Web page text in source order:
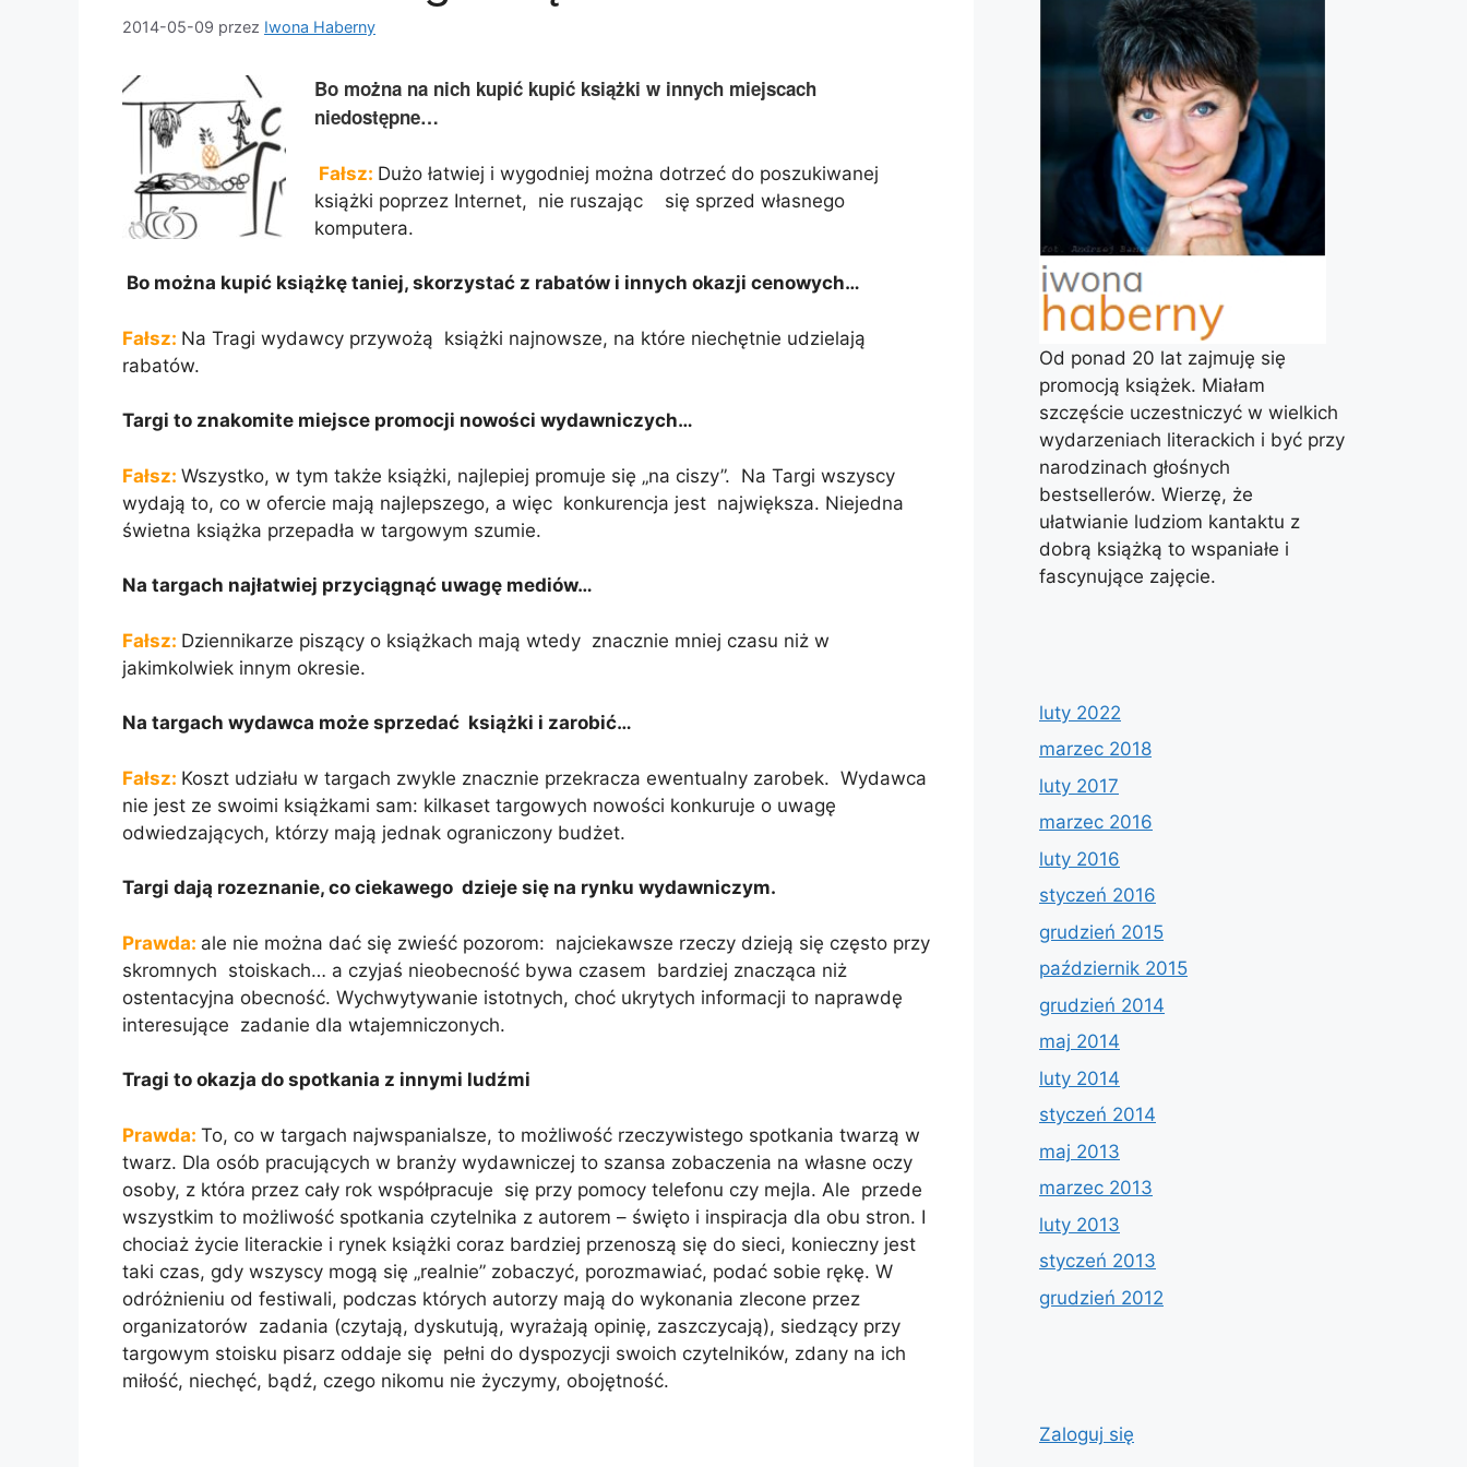
2014-05-09 przez Iwona Haberny
Bo można na nich kupić kupić książki w innych miejscach
niedostępne…
Fałsz: Dużo łatwiej i wygodniej można dotrzeć do poszukiwanej
książki poprzez Internet, nie ruszając się sprzed własnego
komputera.
Bo można kupić książkę taniej, skorzystać z rabatów i innych okazji cenowych…
Fałsz: Na Tragi wydawcy przywożą książki najnowsze, na które niechętnie udzielają
rabatów.
Targi to znakomite miejsce promocji nowości wydawniczych…
Fałsz: Wszystko, w tym także książki, najlepiej promuje się „na ciszy”. Na Targi wszyscy
wydają to, co w ofercie mają najlepszego, a więc konkurencja jest największa. Niejedna
świetna książka przepadła w targowym szumie.
Na targach najłatwiej przyciągnąć uwagę mediów…
Fałsz: Dziennikarze piszący o książkach mają wtedy znacznie mniej czasu niż w
jakimkolwiek innym okresie.
Na targach wydawca może sprzedać książki i zarobić…
Fałsz: Koszt udziału w targach zwykle znacznie przekracza ewentualny zarobek. Wydawca
nie jest ze swoimi książkami sam: kilkaset targowych nowości konkuruje o uwagę
odwiedzających, którzy mają jednak ograniczony budżet.
Targi dają rozeznanie, co ciekawego dzieje się na rynku wydawniczym.
Prawda: ale nie można dać się zwieść pozorom: najciekawsze rzeczy dzieją się często przy
skromnych stoiskach… a czyjaś nieobecność bywa czasem bardziej znacząca niż
ostentacyjna obecność. Wychwytywanie istotnych, choć ukrytych informacji to naprawdę
interesujące zadanie dla wtajemniczonych.
Tragi to okazja do spotkania z innymi ludźmi
Prawda: To, co w targach najwspanialsze, to możliwość rzeczywistego spotkania twarzą w
twarz. Dla osób pracujących w branży wydawniczej to szansa zobaczenia na własne oczy
osoby, z która przez cały rok współpracuje się przy pomocy telefonu czy mejla. Ale przede
wszystkim to możliwość spotkania czytelnika z autorem – święto i inspiracja dla obu stron. I
chociaż życie literackie i rynek książki coraz bardziej przenoszą się do sieci, konieczny jest
taki czas, gdy wszyscy mogą się „realnie” zobaczyć, porozmawiać, podać sobie rękę. W
odróżnieniu od festiwali, podczas których autorzy mają do wykonania zlecone przez
organizatorów zadania (czytają, dyskutują, wyrażają opinię, zaszczycają), siedzący przy
targowym stoisku pisarz oddaje się pełni do dyspozycji swoich czytelników, zdany na ich
miłość, niechęć, bądź, czego nikomu nie życzymy, obojętność.
Od ponad 20 lat zajmuję się
promocją książek. Miałam
szczęście uczestniczyć w wielkich
wydarzeniach literackich i być przy
narodzinach głośnych
bestsellerów. Wierzę, że
ułatwianie ludziom kantaktu z
dobrą książką to wspaniałe i
fascynujące zajęcie.
luty 2022
marzec 2018
luty 2017
marzec 2016
luty 2016
styczeń 2016
grudzień 2015
październik 2015
grudzień 2014
maj 2014
luty 2014
styczeń 2014
maj 2013
marzec 2013
luty 2013
styczeń 2013
grudzień 2012
Zaloguj się